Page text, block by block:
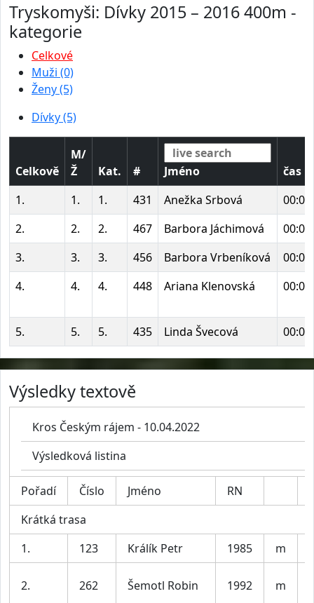
Tryskomyši: Dívky 2015 – 2016 400m -
kategorie
Celkové
Muži (0)
Ženy (5)
Dívky (5)
Celkově
M/
Ž
Kat. # Jméno
čas
1.
1. 1. 431 Anežka Srbová
2.
2. 2. 467 Barbora Jáchimová
3.
3. 3. 456 Barbora Vrbeníková
4.
4. 4. 448 Ariana Klenovská
5. 5. 5. 435 Linda Švecová
Výsledky textově
Kros Českým rájem - 10.04.2022
Výsledková listina
Pořadí Číslo Jméno RN
Krátká trasa
1.
123 Králík Petr 1985 m
2. 262 Šemotl Robin 1992 m